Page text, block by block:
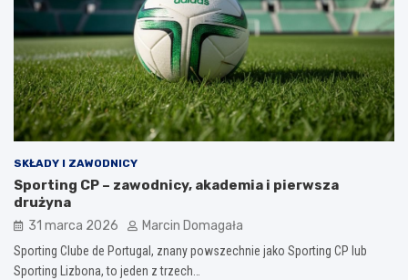
SKŁADY I ZAWODNICY
Sporting CP – zawodnicy, akademia i pierwsza
drużyna
31 marca 2026 Marcin Domagała
Sporting Clube de Portugal, znany powszechnie jako Sporting CP lub
Sporting Lizbona, to jeden z trzech…